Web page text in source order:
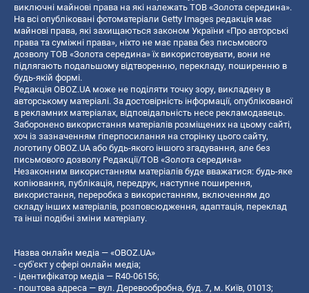
виключні майнові права на які належать ТОВ «Золота середина».
На всі опубліковані фотоматеріали Getty Images редакція має
майнові права, які захищаються законом України «Про авторські
права та суміжні права», ніхто не має права без письмового
дозволу ТОВ «Золота середина» їх використовувати, вони не
підлягають подальшому відтворенню, перекладу, поширенню в
будь-якій формі.
Редакція OBOZ.UA може не поділяти точку зору, викладену в
авторському матеріалі. За достовірність інформації, опублікованої
в рекламних матеріалах, відповідальність несе рекламодавець.
Заборонено використання матеріалів розміщених на цьому сайті,
хоч із зазначенням гіперпосилання на сторінку цього сайту,
логотипу OBOZ.UA або будь-якого іншого згадування, але без
письмового дозволу Редакції/ТОВ «Золота середина»
Незаконним використанням матеріалів буде вважатися: будь-яке
копiювання, публiкацiя, передрук, наступне поширення,
використання, переробка з використанням, включенням до
складу інших матеріалів, розповсюдження, адаптація, переклад
та інші подібні зміни матеріалу.
Назва онлайн медіа — «OBOZ.UA»
- суб'єкт у сфері онлайн медіа;
- ідентифікатор медіа — R40-06156;
- поштова адреса — вул. Деревообробна, буд. 7, м. Київ, 01013;